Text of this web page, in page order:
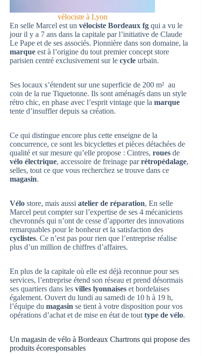
vélociste à Lyon
En selle Marcel est un vélociste Bordeaux fg qui a vu le
jour il y a 7 ans dans la capitale par l’initiative de Claude
Le Pape et de ses associés. Pionnière dans son domaine, la
marque est à l’origine du tout premier concept store
parisien centré exclusivement sur le cycle urbain.
Ses locaux s’étendent sur une superficie de 200 m² au
coin de la rue Tiquetonne. Ils sont aménagés dans un style
rétro chic, en phase avec l’esprit vintage que la marque
tente d’insuffler depuis sa création.
Ce qui distingue encore plus cette enseigne de la
concurrence, ce sont les bicyclettes et pièces détachées de
qualité et sur mesure qu’elle propose : Cintres, roues de
vélo électrique, accessoire de freinage parrétropédalage,
selles, tout ce que vous recherchez se trouve dans ce
magasin.
Vélo store, mais aussi atelier de réparation, En selle
Marcel peut compter sur l’expertise de ses 4 mécaniciens
chevronnés qui n’ont de cesse d’apporter des innovations
remarquables pour le bonheur et la satisfaction des
cyclistes. Ce n’est pas pour rien que l’entreprise réalise
plus d’un million de chiffres d’affaires.
En plus de la capitale où elle est déjà reconnue pour ses
services, l’entreprise étend son réseau et prend désormais
ses quartiers dans les villes lyonnaises et bordelaises
également. Ouvert du lundi au samedi de 10 h à 19 h,
l’équipe du magasin se tient à votre disposition pour vos
opérations d’achat et de mise en état de touttype de vélo.
Un magasin de vélo à Bordeaux Chartrons qui propose des
produits écoresponsables